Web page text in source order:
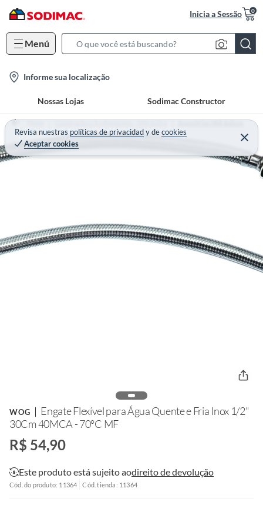
Inicia a Sessão 0
Menú
S
c
h
B
a
o
n
Informe sua localização
Nossas Lojas Sodimac Constructor
Revisa nuestras políticas de privacidadydecookies
Aceptar cookies
Home Construção e Acabamentos - Hidráulica Acessórios Hidráulicos
WOG
Engate Flexível para Água Quente e Fria Inox 1/2"
30Cm 40MCA - 70°C MF
R$ 54,90
Este produto está sujeito aodireito de devolução
Cód. do produto: 11364 Cód. tienda: 11364